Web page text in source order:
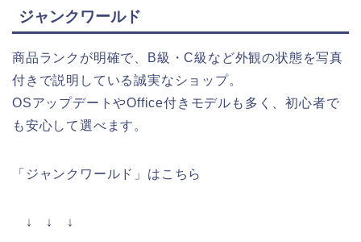
ジャンクワールド
商品ランクが明確で、B級・C級など外観の状態を写真
付きで説明している誠実なショップ。
OSアップデートやOffice付きモデルも多く、初心者で
も安心して選べます。
「ジャンクワールド」はこちら
↓ ↓ ↓